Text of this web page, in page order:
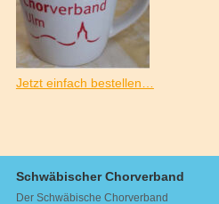
Jetzt einfach bestellen…
Schwäbischer Chorverband
Der Schwäbische Chorverband